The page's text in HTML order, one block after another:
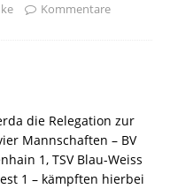
Kommentare
die Relegation zur
Mannschaften – BV
1, TSV Blau-Weiss
1 – kämpften hierbei